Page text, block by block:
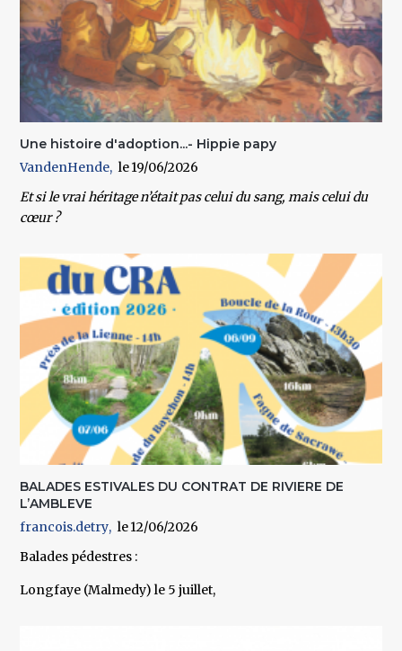
Une histoire d'adoption...- Hippie papy
VandenHende
19/06/2026
Et si le vrai héritage n’était pas celui du sang, mais celui du
cœur ?
BALADES ESTIVALES DU CONTRAT DE RIVIERE DE
L’AMBLEVE
francois.detry
12/06/2026
Balades pédestres :
Longfaye (Malmedy) le 5 juillet,